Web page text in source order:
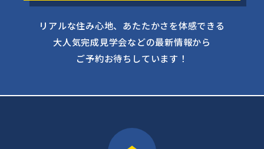
リアルな住み心地、あたたかさを体感できる
大人気完成見学会などの最新情報から
ご予約お待ちしています！